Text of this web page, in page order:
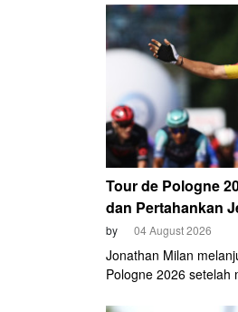
etape keempat, Kamis
Tour de Pologne
dan Pertahankan
by 04 August 2026
Jonathan Milan
Pologne 2026 setelah